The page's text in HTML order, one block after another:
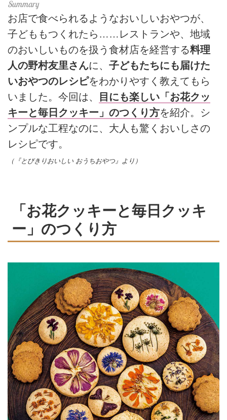
お店で食べられるようなおいしいおやつが、
子どももつくれたら……レストランや、地域
のおいしいものを扱う食材店を経営する料理
人の野村友里さんに、 子どもたちにも届けた
いおやつのレシピをわかりやすく教えてもら
いました。今回は、
目にも楽しい「お花クッ
キーと毎日クッキー」のつくり方を紹介。シ
ンプルな工程なのに、大人も驚くおいしさの
レシピです。
（『とびきりおいしい おうちおやつ』より）
「お花クッキーと毎日クッキ
ー」のつくり方